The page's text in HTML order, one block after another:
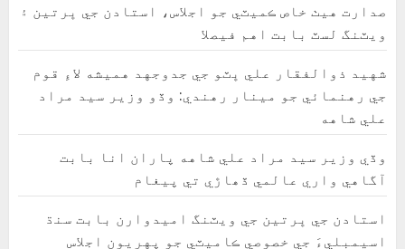
صدارت هيٺ خاص ڪميٽي جو اجلاس، استادن جي ڀرتين ۽
ويٽنگ لسٽ بابت اهم فيصلا
شهيد ذوالفقار علي ڀٽو جي جدوجهد هميشه لاءِ قوم
جي رهنمائي جو مينار رهندي: وڏو وزير سيد مراد
علي شاهه
وڏي وزير سيد مراد علي شاهه پاران انا بابت
آگاهي واري عالمي ڏھاڙي تي پيغام
استادن جي ڀرتين جي ويٽنگ اميدوارن بابت سنڌ
اسيمبليءَ جي خصوصي ڪاميٽي جو پهريون اجلاس